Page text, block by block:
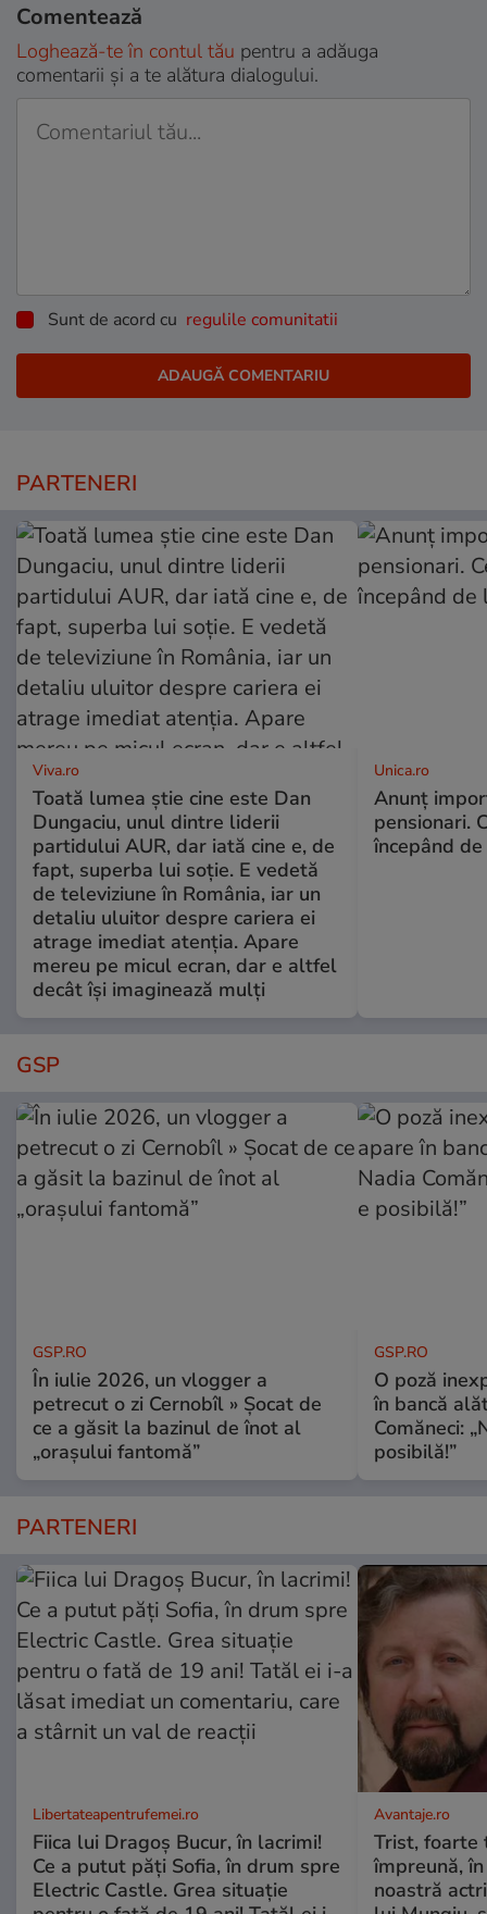
Comentează
Loghează-te în contul tău pentru a adăuga
comentarii și a te alătura dialogului.
Sunt de acord cu regulile comunitatii
PARTENERI
Viva.ro
Toată lumea știe cine este Dan
Dungaciu, unul dintre liderii
partidului AUR, dar iată cine e, de
fapt, superba lui soție. E vedetă
de televiziune în România, iar un
detaliu uluitor despre cariera ei
atrage imediat atenția. Apare
mereu pe micul ecran, dar e altfel
decât își imaginează mulți
Unica.ro
Anunț
pensionari.
începând
GSP
GSP.RO
În iulie 2026, un vlogger a
petrecut o zi Cernobîl » Șocat de
ce a găsit la bazinul de înot al
„orașului fantomă”
GSP.RO
O poză
în bancă
Comăneci:
posibilă!”
PARTENERI
Libertateapentrufemei.ro
Fiica lui Dragoș Bucur, în lacrimi!
Ce a putut păți Sofia, în drum spre
Electric Castle. Grea situație
Avantaje.ro
Trist, foarte
împreună,
noastră